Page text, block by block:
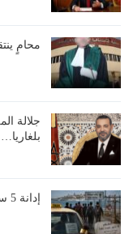
محامٍ
جلالة
بلغاريا…
إدانة 5 سائقين بعد أحداث الهجرة الجماعية